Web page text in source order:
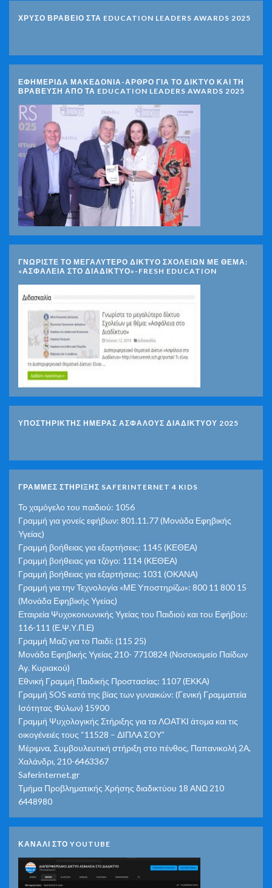
ΧΡΥΣΟ ΒΡΑΒΕΙΟ ΣΤΑ EDUCATION LEADERS AWARDS 2025
ΕΦΗΜΕΡΙΔΑ ΜΑΚΕΔΟΝΙΑ-ΑΡΘΡΟ ΓΙΑ ΤΟ ΔΙΚΤΥΟ ΚΑΙ ΤΗ
ΒΡΑΒΕΥΣΗ ΑΠΟ ΤΑ EDUCATION LEADERS AWARDS 2025
ΓΝΩΡΊΣΤΕ ΤΟ ΜΕΓΑΛΎΤΕΡΟ ΔΊΚΤΥΟ ΣΧΟΛΕΊΩΝ ΜΕ ΘΈΜΑ:
«ΑΣΦΆΛΕΙΑ ΣΤΟ ΔΙΑΔΊΚΤΥΟ»-FRESH EDUCATION
ΥΠΟΣΤΗΡΙΚΤΗΣ ΗΜΕΡΑΣ ΑΣΦΑΛΟΥΣ ΔΙΑΔΙΚΤΥΟΥ 2025
ΓΡΑΜΜΕΣ ΣΤΗΡΙΞΗΣ SAFERINTERNET 4 KIDS
Το χαμόγελο του παιδιού: 1056
Γραμμή για γονείς εφήβων: 801.11.77 (Μονάδα Εφηβικής
Υγείας)
Γραμμή βοήθειας για εξαρτήσεις: 1145 (ΚΕΘΕΑ)
Γραμμή βοήθειας για τζόγο: 1114 (ΚΕΘΕΑ)
Γραμμή βοήθειας για εξαρτήσεις: 1031 (ΟΚΑΝΑ)
Γραμμή για την Τεχνολογία «ΜΕ Υποστηρίζω»: 800 11 800 15
(Μονάδα Εφηβικής Υγείας)
Εταιρεία Ψυχοκοινωνικής Υγείας του Παιδιού και του Εφήβου:
116-111 (Ε.Ψ.Υ.Π.Ε)
Γραμμή Μαζί για το Παιδί: (115 25)
Μονάδα Εφηβικής Υγείας 210- 7710824 (Νοσοκομείο Παίδων
Αγ. Κυριακού)
Εθνική Γραμμή Παιδικής Προστασίας: 1107 (ΕΚΚΑ)
Γραμμή SOS κατά της βίας των γυναικών: (Γενική Γραμματεία
Ισότητας Φύλων) 15900
Γραμμή Ψυχολογικής Στήριξης για τα ΛΟΑΤΚΙ άτομα και τις
οικογένειές τους “11528 – ΔΙΠΛΑ ΣΟΥ”
Μέριμνα, Συμβουλευτική στήριξη στο πένθος, Παπανικολή 2Α,
Χαλάνδρι, 210-6463367
Saferinternet.gr
Τμήμα Προβληματικής Χρήσης διαδικτύου 18 ΑΝΩ 210
6448980
ΚΑΝΑΛΙ ΣΤΟ YOUTUBE